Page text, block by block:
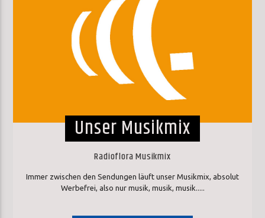
Unser Musikmix
Radioflora Musikmix
Immer zwischen den Sendungen läuft unser Musikmix, absolut
Werbefrei, also nur musik, musik, musik.....